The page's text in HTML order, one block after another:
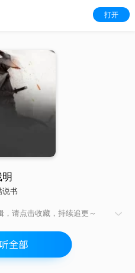
打开
说书
请点击收藏，持续追更～